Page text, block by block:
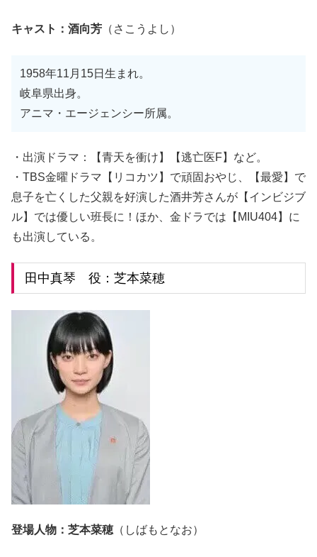
キャスト：酒向芳 （さこうよし）
1958年11月15日生まれ。
岐阜県出身。
アニマ・エージェンシー所属。
・出演ドラマ：【青天を衝け】【逃亡医F】など。
・TBS金曜ドラマ【リコカツ】で頑固おやじ、【最愛】で
息子を亡くした父親を好演した酒井芳さんが【インビジブ
ル】では優しい班長に！ほか、金ドラでは【MIU404】に
も出演している。
田中真琴 役：芝本菜穂
登場人物：芝本菜穂（しばもとなお）